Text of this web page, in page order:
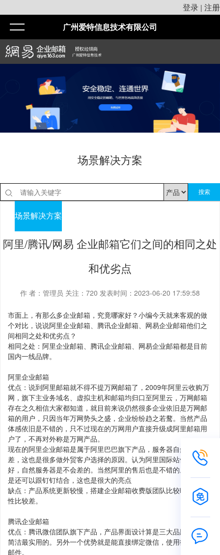
登录 | 注册
广州爱特信息技术有限公司
场景解决方案
搜索
场景解决方案
阿里/腾讯/网易 企业邮箱它们之间的相同之处
和优劣点
作 者：管理员 关注： 720 发表时间：2023-06-20 17:59:58
市面上，有那么多企业邮箱，究竟哪家好？小编今天就来客观的做
个对比，说说阿里企业邮箱、腾讯企业邮箱、网易企业邮箱他们之
间相同之处和优劣点？
相同之处：阿里企业邮箱、腾讯企业邮箱、网易企业邮箱都是目前
国内一线品牌。
阿里企业邮箱
优点：说到阿里邮箱就不得不提万网邮箱了，2009年阿里云收购万
网，旗下主业务域名、虚拟主机和邮箱均归口至阿里云，万网邮箱
存在之久相信大家都知道，就目前来说仍然很多企业依旧是万网邮
箱的用户，只因当年万网势头之盛，企业纷纷趋之若鹜。当然产品
体感依旧是不错的，只不过现在的万网用户直接升级成阿里邮箱用
户了，不再对外称是万网产品。
现在的阿里企业邮箱是属于阿里巴巴旗下产品，服务器自然不会
差，这也是很多做外贸客户选择的原因。认为阿里国际站做的这么
好，自然服务器是不会差的。当然阿里的售后也是不错的。另外就
是还可以跟钉钉结合，这也是很大的亮点
缺点：产品系统更新较慢，搭建企业邮箱收费版团队比较晚，交互
性比较差。
腾讯企业邮箱
优点：腾讯微信团队旗下产品，产品界面设计算是三大品牌里面最
简洁最实用的。另外一个优势就是能直接绑定微信，使用微信收发
邮件。